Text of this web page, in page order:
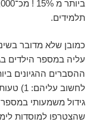
תלמידים.
כמובן שלא מדובר
עליה במספר הילדים
ההסברים ההגיונים
גידול משמעותי
שהצטרפו למוסדות